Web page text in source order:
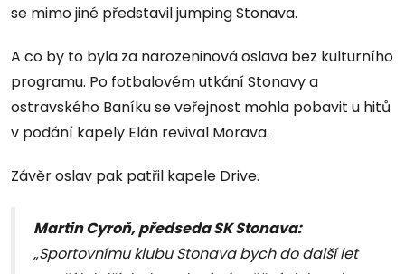
se mimo jiné představil jumping Stonava.
A co by to byla za narozeninová oslava bez kulturního
programu. Po fotbalovém utkání Stonavy a
ostravského Baníku se veřejnost mohla pobavit u hitů
v podání kapely Elán revival Morava.
Závěr oslav pak patřil kapele Drive.
Martin Cyroň, předseda SK Stonava:
„Sportovnímu klubu Stonava bych do další let